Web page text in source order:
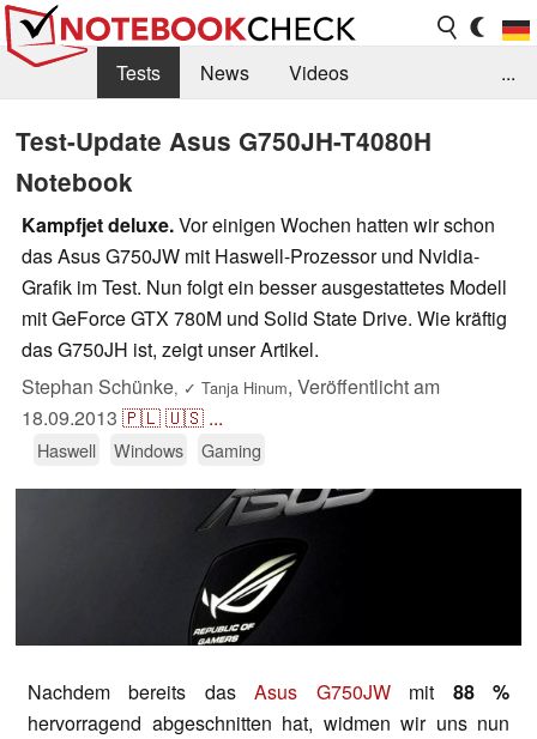
Tests News
Videos
Kaufberatung
Forum
...
Test-Update Asus G750JH-T4080H
Notebook
Kampfjet deluxe.Vor einigen Wochen hatten wir schon
das Asus G750JW mit Haswell-Prozessor und Nvidia-
Grafik im Test. Nun folgt ein besser ausgestattetes Modell
mit GeForce GTX 780M und Solid State Drive. Wie kräftig
das G750JH ist, zeigt unser Artikel.
Stephan Schünke, ✓ Tanja Hinum, Veröffentlicht am
18.09.2013 🇵🇱🇺🇸 ...
Haswell Windows Gaming
Nachdem bereits dasAsus G750JWmit 88 %
hervorragend abgeschnitten hat, widmen wir uns nun